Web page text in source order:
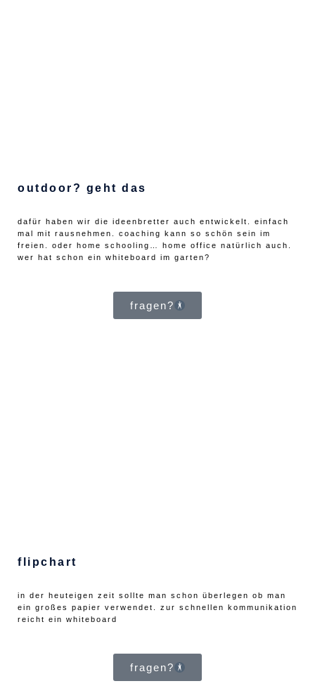
outdoor? geht das
dafür haben wir die ideenbretter auch entwickelt. einfach
mal mit rausnehmen. coaching kann so schön sein im
freien. oder home schooling… home office natürlich auch.
wer hat schon ein whiteboard im garten?
fragen?
flipchart
in der heuteigen zeit sollte man schon überlegen ob man
ein großes papier verwendet. zur schnellen kommunikation
reicht ein whiteboard
fragen?